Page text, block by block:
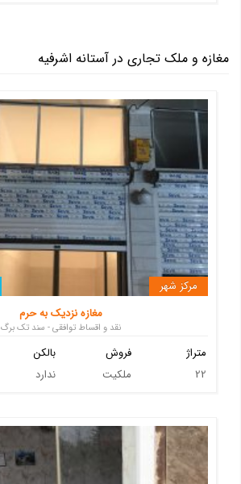
مغازه و ملک تجاری در آستانه اشرفیه
مرکز شهر
مغازه نزدیک به حرم
نقد و اقساط توافقی - سند تک برگ
بالکن
ندارد
فروش
ملکیت
متراژ
22